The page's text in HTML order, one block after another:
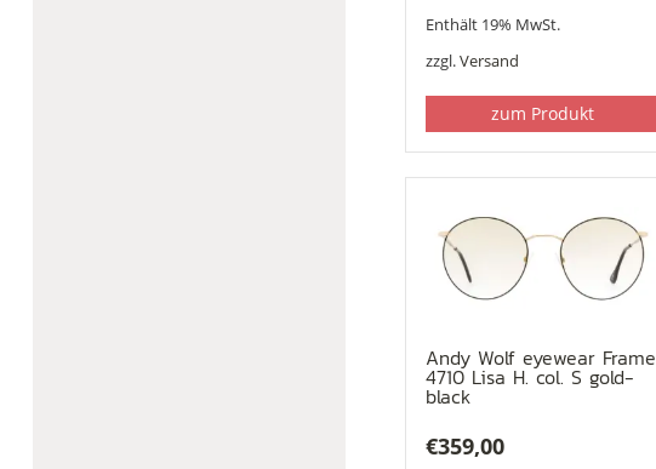
Enthält 19% MwSt.
zzgl.Versand
zum Produkt
Andy Wolf eyewear Frame
4710 Lisa H. col. S gold-
black
€359,00